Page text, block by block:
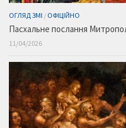
ОГЛЯД ЗМІ / ОФІЦІЙНО
Пасхальне послання
11/04/2026